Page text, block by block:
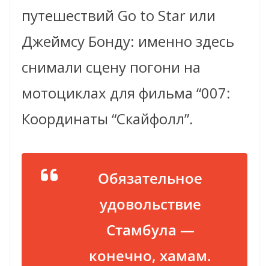
путешествий Go to Star или
Джеймсу Бонду: именно здесь
снимали сцену погони на
мотоциклах для фильма “007:
Координаты “Скайфолл”.
Обязательное
удовольствие
Стамбула —
конечно, хамам.